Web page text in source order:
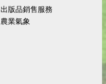
出版品銷售服務
農業氣象